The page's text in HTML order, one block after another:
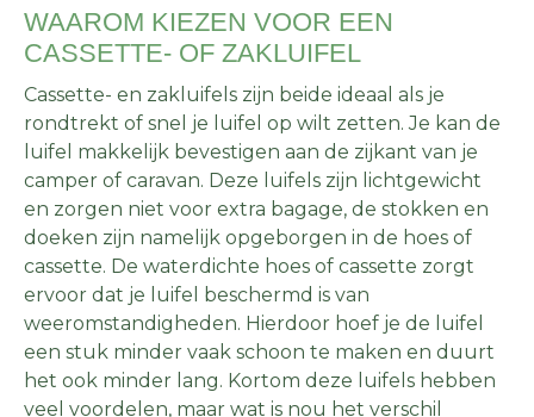
WAAROM KIEZEN VOOR EEN
CASSETTE- OF ZAKLUIFEL
Cassette- en zakluifels zijn beide ideaal als je
rondtrekt of snel je luifel op wilt zetten. Je kan de
luifel makkelijk bevestigen aan de zijkant van je
camper of caravan. Deze luifels zijn lichtgewicht
en zorgen niet voor extra bagage, de stokken en
doeken zijn namelijk opgeborgen in de hoes of
cassette. De waterdichte hoes of cassette zorgt
ervoor dat je luifel beschermd is van
weeromstandigheden. Hierdoor hoef je de luifel
een stuk minder vaak schoon te maken en duurt
het ook minder lang. Kortom deze luifels hebben
veel voordelen, maar wat is nou het verschil